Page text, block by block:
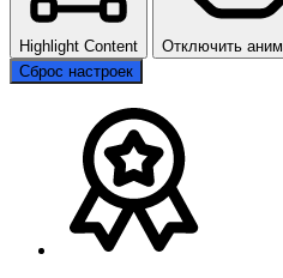
Highlight Content Отключить
Сброс настроек